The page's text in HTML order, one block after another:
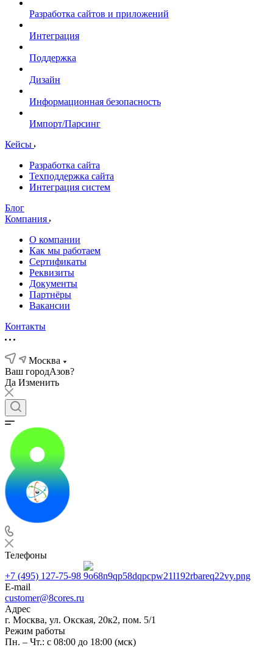
Разработка сайтов и приложений
Интеграция
Поддержка
Дизайн
Информационная безопасность
Импорт/Парсинг
Кейсы
Разработка сайта
Техподдержка сайта
Интеграция систем
Блог
Компания
О компании
Как мы работаем
Сертификаты
Реквизиты
Документы
Партнёры
Вакансии
Контакты
Москва
Ваш городАзов?
Да Изменить
Телефоны
+7 (495) 127-75-98
E-mail
customer@8cores.ru
Адрес
г. Москва, ул. Окская, 20к2, пом. 5/1
Режим работы
Пн. – Чт.: с 08:00 до 18:00 (мск)